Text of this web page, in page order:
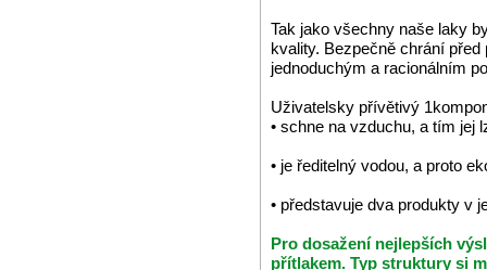
Tak jako všechny naše laky
kvality. Bezpečně chrání
jednoduchým a racionálním
Uživatelsky přívětivý
• schne na vzduchu, a tím jej
• je ředitelný vodou, a proto
• představuje dva produkty v
Pro dosažení nejlepších
přítlakem. Typ struktury si